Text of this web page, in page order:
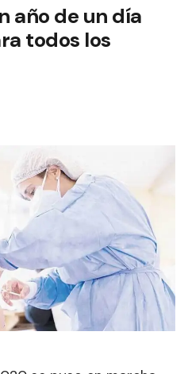
año de un día
todos los